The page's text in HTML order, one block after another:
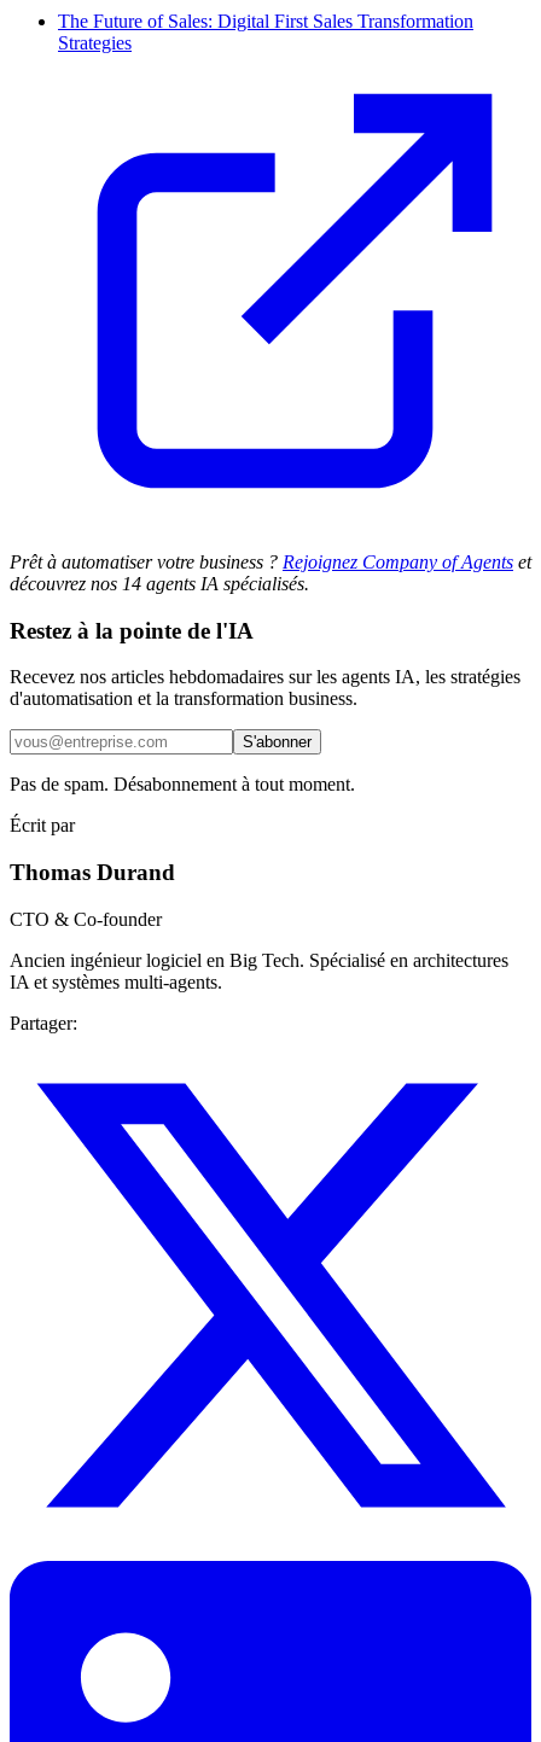
The Future of Sales: Digital First Sales Transformation
Strategies
Prêt à automatiser votre business ? Rejoignez Company of Agents et
découvrez nos 14 agents IA spécialisés.
Restez à la pointe de l'IA
Recevez nos articles hebdomadaires sur les agents IA, les stratégies
d'automatisation et la transformation business.
S'abonner
Pas de spam. Désabonnement à tout moment.
Écrit par
Thomas Durand
CTO & Co-founder
Ancien ingénieur logiciel en Big Tech. Spécialisé en architectures
IA et systèmes multi-agents.
Partager: